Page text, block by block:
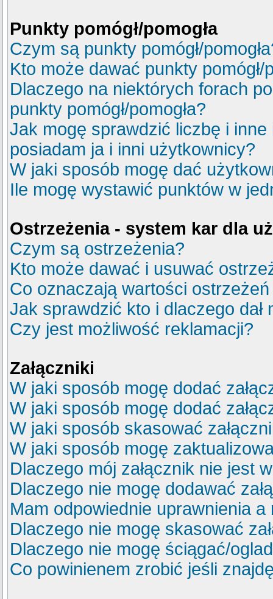
Punkty pomógł/pomogła
Czym są punkty pomógł/
Kto może dawać punkty pomógł/
Dlaczego na niektórych forach
punkty pomógł/pomogła?
Jak mogę sprawdzić liczbę i
posiadam ja i inni użytkownicy?
W jaki sposób mogę dać
Ile mogę wystawić punktów w
Ostrzeżenia - system kar dla
Czym są ostrzeżenia?
Kto może dawać i usuwać
Co oznaczają wartości
Jak sprawdzić kto i dlaczego dał
Czy jest możliwość reklamacji?
Załączniki
W jaki sposób mogę dodać
W jaki sposób mogę dodać
W jaki sposób skasować
W jaki sposób mogę
Dlaczego mój załącznik nie jest
Dlaczego nie mogę dodawać
Mam odpowiednie uprawnienia
Dlaczego nie mogę skasować
Dlaczego nie mogę ściągać/
Co powinienem zrobić jeśli